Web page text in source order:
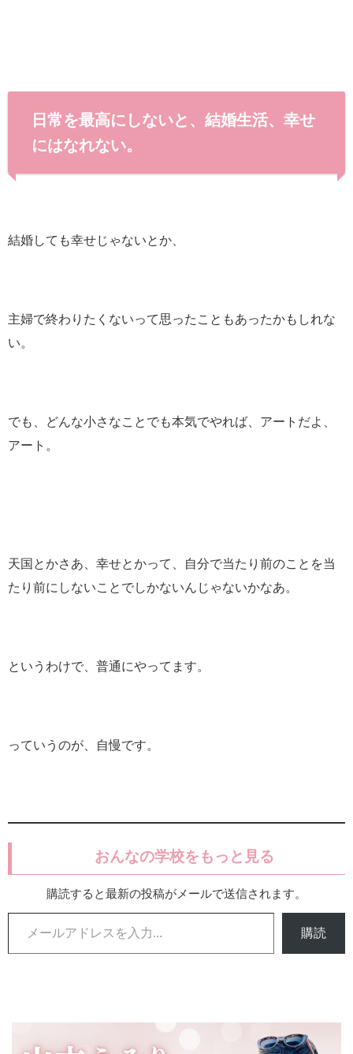
日常を最高にしないと、結婚生活、幸せ
にはなれない。
結婚しても幸せじゃないとか、
主婦で終わりたくないって思ったこともあったかもしれな
い。
でも、どんな小さなことでも本気でやれば、アートだよ、
アート。
天国とかさあ、幸せとかって、自分で当たり前のことを当
たり前にしないことでしかないんじゃないかなあ。
というわけで、普通にやってます。
っていうのが、自慢です。
おんなの学校をもっと見る
購読すると最新の投稿がメールで送信されます。
メールアドレスを入力...
購読